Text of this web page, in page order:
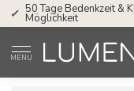
Service: Mo bis Fr
MENU